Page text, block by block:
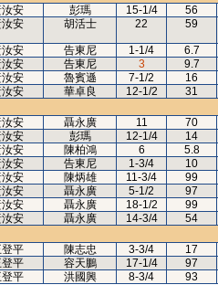
安 彭瑪 15-1/4 56
安 胡活士 22 59
安 告東尼 1-1/4 6.7
安 告東尼 3 9.7
安 魯賓遜 7-1/2 16
安 華卓良 12-1/2 31
安 聶永廣 11 70
安 彭瑪 12-1/4 14
安 陳柏鴻 6 5.8
安 告東尼 1-3/4 10
安 陳炳雄 11-3/4 99
安 聶永廣 5-1/2 97
安 聶永廣 18-1/2 99
安 聶永廣 14-3/4 54
平 陳志忠 3-3/4 17
平 容天鵬 17-1/4 97
平 洪國興 8-3/4 93